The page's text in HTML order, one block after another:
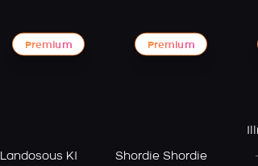
Premium
Landosous KI
Premium
Shordie Shordie